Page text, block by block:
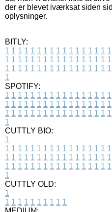
der er blevet iværksat siden
oplysninger.
BITLY:
1 1 1 1 1 1 1 1 1 1 1 1 1 1 1 1 1
1 1 1 1 1 1 1 1 1 1 1 1 1 1 1 1 1
1 1 1 1 1 1 1 1 1 1 1 1 1 1 1 1 1
1
SPOTIFY:
1 1 1 1 1 1 1 1 1 1 1 1 1 1 1 1 1
1 1 1 1 1 1 1 1 1 1 1 1 1 1 1 1 1
1 1 1 1 1 1 1 1 1 1 1 1 1 1 1 1 1
1
CUTTLY BIO:
1
1 1 1 1 1 1 1 1 1 1 1 1 1 1 1 1 1
1 1 1 1 1 1 1 1 1 1 1 1 1 1 1 1 1
1 1 1 1 1 1 1 1 1 1 1 1 1 1 1 1 1
1
CUTTLY OLD:
1
1 1 1 1 1 1 1 1 1 1